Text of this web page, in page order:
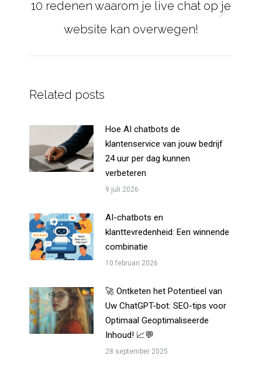
post:
10 redenen waarom je live chat op je
website kan overwegen!
Related posts
Hoe AI chatbots de
klantenservice van jouw bedrijf
24 uur per dag kunnen
verbeteren
9 juli 2026
AI-chatbots en
klanttevredenheid: Een winnende
combinatie
10 februari 2026
🚀 Ontketen het Potentieel van
Uw ChatGPT-bot: SEO-tips voor
Optimaal Geoptimaliseerde
Inhoud! 📈💬
28 september 2025